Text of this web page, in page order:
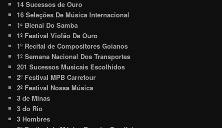
14 Sucessos de Ouro
16 Seleções De Música Internacional
1ª Bienal Do Samba
1º Festival Violão De Ouro
1º Recital de Compositores Goianos
1º Semana Nacional Dos Transportes
201 Sucessos Musicais Escolhidos
2º Festival MPB Carrefour
2º Festival Nossa Música
3 de MInas
3 do Rio
3 Hombres